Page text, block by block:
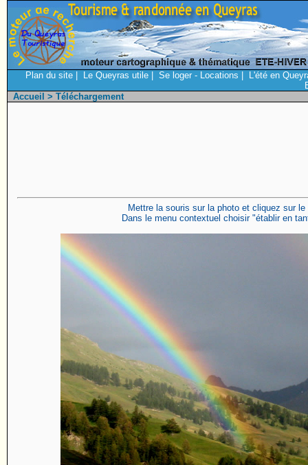
Plan du site Le Queyras utile Se loger - Locations
L'été en
Accueil > Téléchargement
Mettre la souris sur la photo et cliquez sur
Dans le menu contextuel choisir "établir en